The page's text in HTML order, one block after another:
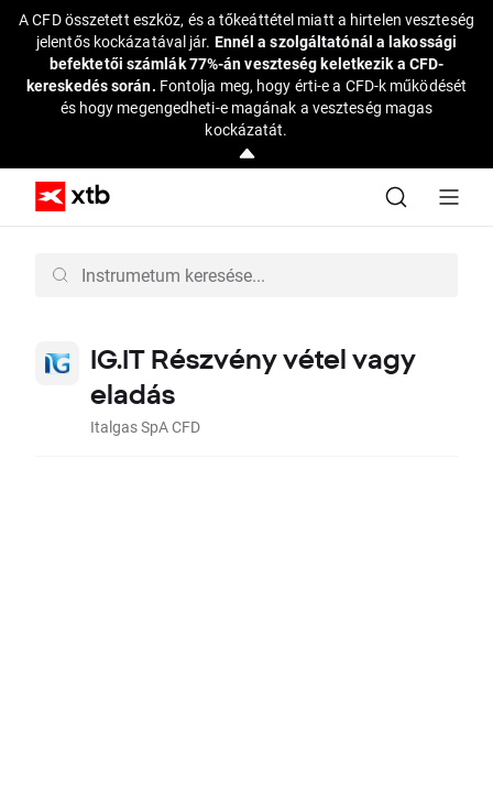
A CFD összetett eszköz, és a tőkeáttétel miatt a hirtelen veszteség
jelentős kockázatával jár. Ennél a szolgáltatónál a lakossági
befektetői számlák 77%-án veszteség keletkezik a CFD-
kereskedés során. Fontolja meg, hogy érti-e a CFD-k működését
és hogy megengedheti-e magának a veszteség magas
kockázatát.
IG.IT Részvény vétel vagy
eladás
Italgas SpA CFD